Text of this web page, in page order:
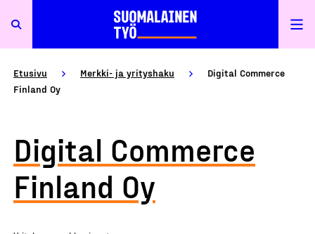
Etusivu Merkki- ja yrityshaku
Digital Commerce
Finland Oy
Digital Commerce
Finland Oy